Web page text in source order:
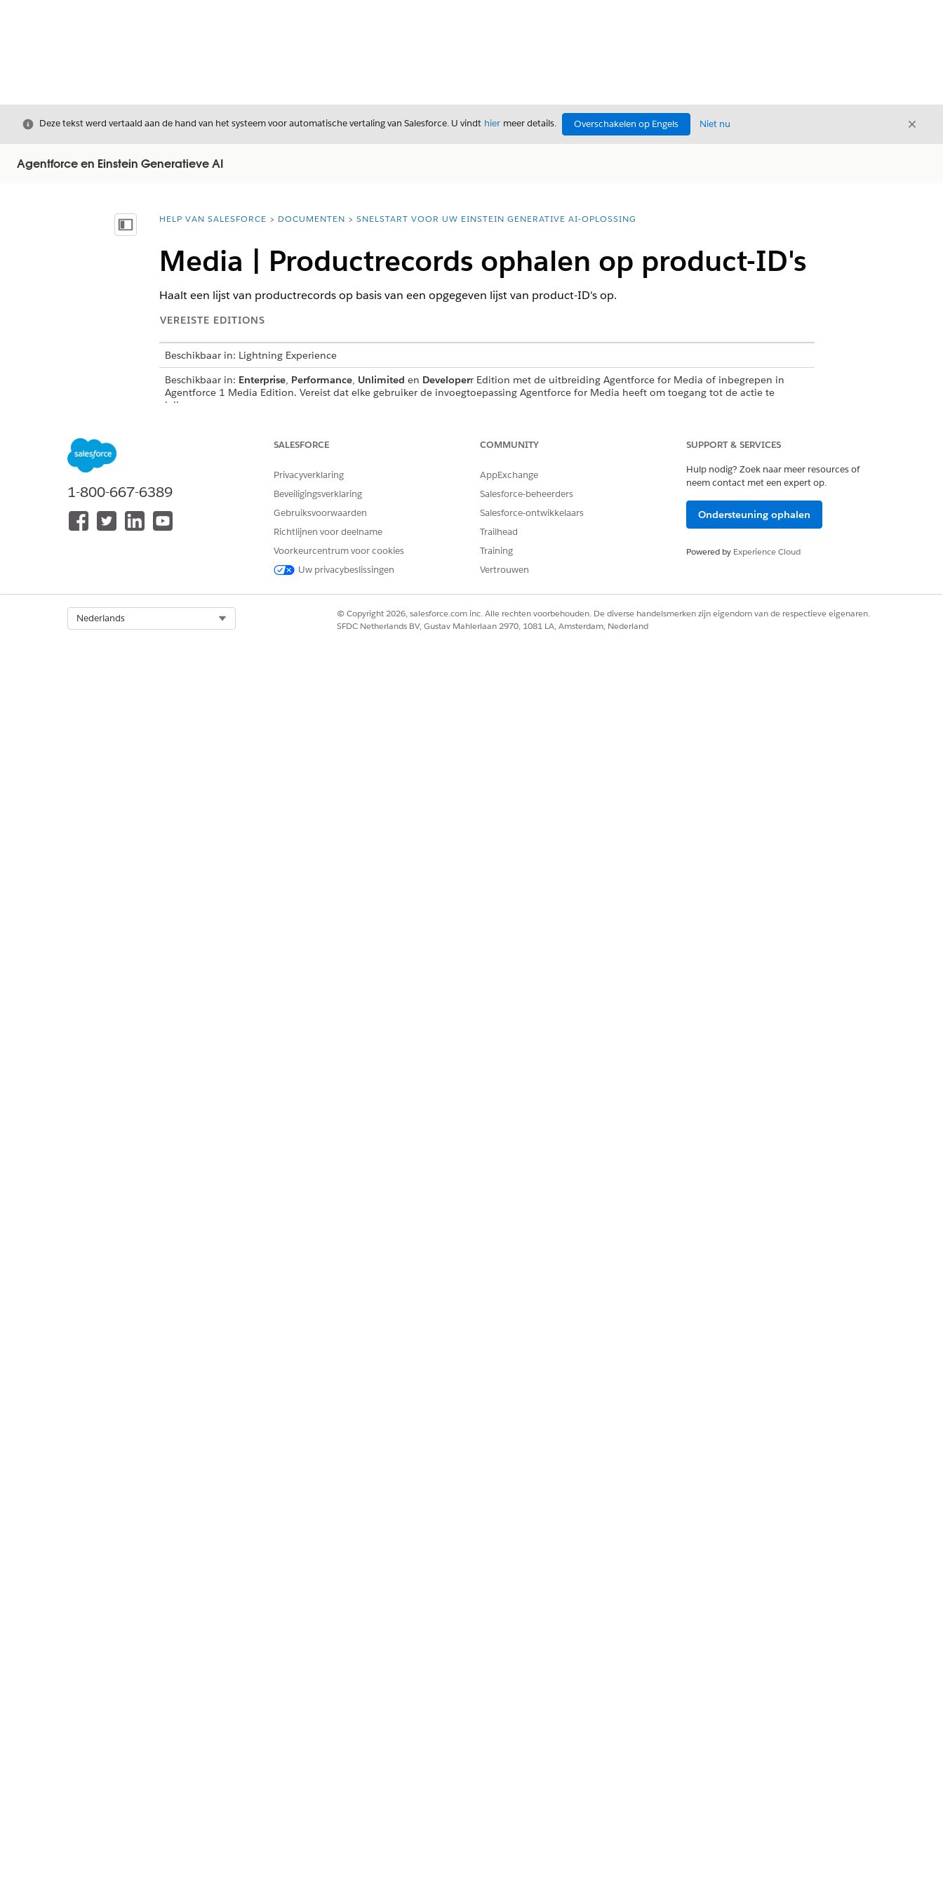
Sluiten
Deze tekst werd vertaald aan de hand van het systeem voor automatische vertaling van Salesforce. U vindt hier meer details. Overschakelen op Engels Niet nu Sluiten
Agentforce en Einstein Generatieve AI
Inhoudsopgave weergeven
U bent hier:
HELP VAN SALESFORCE DOCUMENTEN SNELSTART VOOR UW EINSTEIN GENERATIVE AI-OPLOSSING
Media | Productrecords ophalen op product-ID's
Haalt een lijst van productrecords op basis van een opgegeven lijst van product-ID's op.
VEREISTE EDITIONS
Beschikbaar in: Lightning Experience
Beschikbaar in: Enterprise, Performance, Unlimited en Developerr Edition met de uitbreiding Agentforce for Media of inbegrepen in
Agentforce 1 Media Edition. Vereist dat elke gebruiker de invoegtoepassing Agentforce for Media heeft om toegang tot de actie te
krijgen.
Zie
Gemeenschappelijke gebruikerstoegang voor standaardagentacties
Actiedetails
GetProdtRecByProdtIDs
Verwijzingsactie
getProdtRecByProdtIds
Voert deze actie een of meer aanwijzingssjablonen uit?
Nee
1-800-667-6389
SALESFORCE
Privacyverklaring
Beveiligingsverklaring
Gebruiksvoorwaarden
Richtlijnen voor deelname
Voorkeurcentrum voor cookies
Uw privacybeslissingen
COMMUNITY
AppExchange
Salesforce-beheerders
Salesforce-ontwikkelaars
Trailhead
Training
Vertrouwen
SUPPORT & SERVICES
Hulp nodig? Zoek naar meer resources of
neem contact met een expert op.
Ondersteuning ophalen
Powered by Experience Cloud
Nederlands
© Copyright 2026, salesforce.com inc. Alle rechten voorbehouden. De diverse handelsmerken zijn eigendom van de respectieve eigenaren.
SFDC Netherlands BV, Gustav Mahlerlaan 2970, 1081 LA, Amsterdam, Nederland